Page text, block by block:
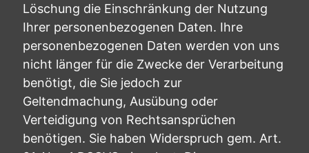
Löschung die Einschränkung der Nutzung
Ihrer personenbezogenen Daten. Ihre
personenbezogenen Daten werden von uns
nicht länger für die Zwecke der Verarbeitung
benötigt, die Sie jedoch zur
Geltendmachung, Ausübung oder
Verteidigung von Rechtsansprüchen
benötigen. Sie haben Widerspruch gem. Art.